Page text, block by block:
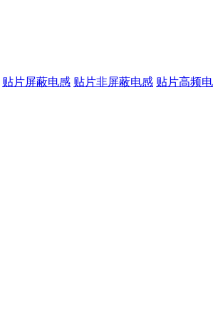
贴片屏蔽电感 贴片非屏蔽电感 贴片高频